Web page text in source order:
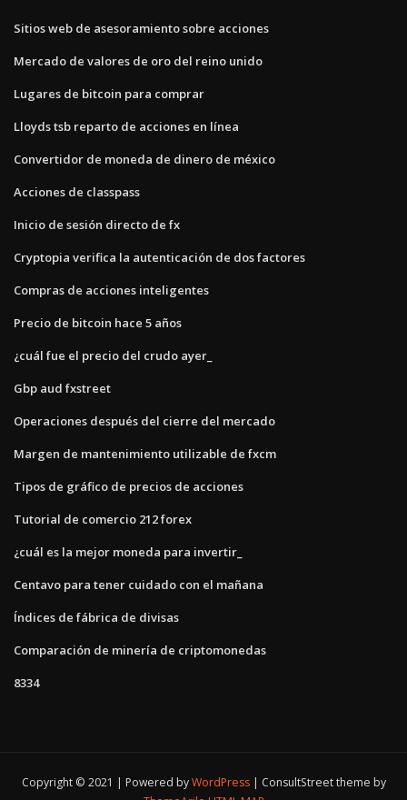
Sitios web de asesoramiento sobre acciones
Mercado de valores de oro del reino unido
Lugares de bitcoin para comprar
Lloyds tsb reparto de acciones en línea
Convertidor de moneda de dinero de méxico
Acciones de classpass
Inicio de sesión directo de fx
Cryptopia verifica la autenticación de dos factores
Compras de acciones inteligentes
Precio de bitcoin hace 5 años
¿cuál fue el precio del crudo ayer_
Gbp aud fxstreet
Operaciones después del cierre del mercado
Margen de mantenimiento utilizable de fxcm
Tipos de gráfico de precios de acciones
Tutorial de comercio 212 forex
¿cuál es la mejor moneda para invertir_
Centavo para tener cuidado con el mañana
Índices de fábrica de divisas
Comparación de minería de criptomonedas
8334
Copyright © 2021 | Powered byWordPress
ConsultStreet theme by